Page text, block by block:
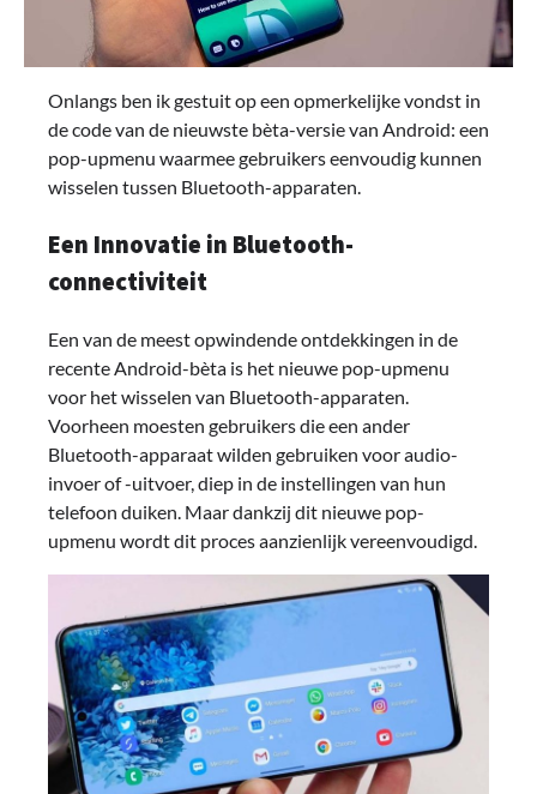
Onlangs ben ik gestuit op een opmerkelijke vondst in
de code van de nieuwste bèta-versie van Android: een
pop-upmenu waarmee gebruikers eenvoudig kunnen
wisselen tussen Bluetooth-apparaten.
Een Innovatie in Bluetooth-
connectiviteit
Een van de meest opwindende ontdekkingen in de
recente Android-bèta is het nieuwe pop-upmenu
voor het wisselen van Bluetooth-apparaten.
Voorheen moesten gebruikers die een ander
Bluetooth-apparaat wilden gebruiken voor audio-
invoer of -uitvoer, diep in de instellingen van hun
telefoon duiken. Maar dankzij dit nieuwe pop-
upmenu wordt dit proces aanzienlijk vereenvoudigd.